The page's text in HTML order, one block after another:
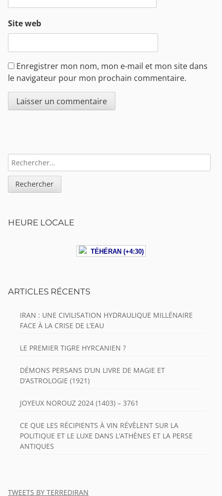
Site web
Enregistrer mon nom, mon e-mail et mon site dans
le navigateur pour mon prochain commentaire.
Sidebar
RECHERCHER :
HEURE LOCALE
TÉHÉRAN (+4:30)
ARTICLES RÉCENTS
IRAN : UNE CIVILISATION HYDRAULIQUE MILLÉNAIRE
FACE À LA CRISE DE L’EAU
LE PREMIER TIGRE HYRCANIEN ?
DÉMONS PERSANS D’UN LIVRE DE MAGIE ET
D’ASTROLOGIE (1921)
JOYEUX NOROUZ 2024 (1403) – 3761
CE QUE LES RÉCIPIENTS À VIN RÉVÈLENT SUR LA
POLITIQUE ET LE LUXE DANS L’ATHÈNES ET LA PERSE
ANTIQUES
TWEETS BY TERREDIRAN